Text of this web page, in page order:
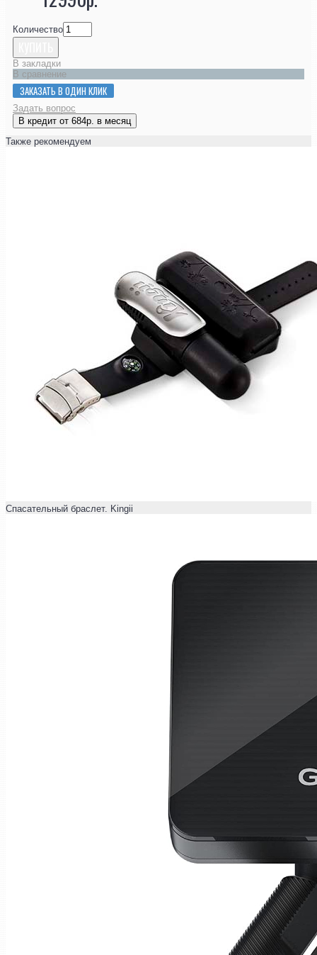
Количество
В закладки
В сравнение
ЗАКАЗАТЬ В ОДИН КЛИК
Задать вопрос
В кредит от 684р. в месяц
Также рекомендуем
Спасательный браслет. Kingii